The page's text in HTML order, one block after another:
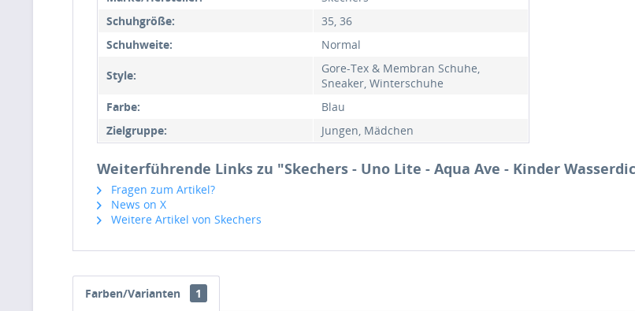
Schuhgröße:
35, 36
Schuhweite:
Normal
Style:
Gore-Tex & Membran Schuhe,
Sneaker, Winterschuhe
Farbe:
Blau
Zielgruppe:
Jungen, Mädchen
Weiterführende Links zu "Skechers - Uno Lite - Aqua Ave - Kinder
Fragen zum Artikel?
News on X
Weitere Artikel von Skechers
Farben/Varianten 1